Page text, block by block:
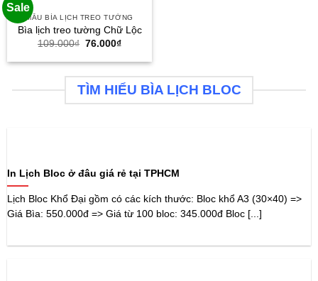
Sale
MẪU BÌA LỊCH TREO TƯỜNG
Bìa lịch treo tường Chữ Lộc
109.000₫ Giá
là:
76.000₫Giá
tại
76.000₫.
TÌM HIỂU BÌA LỊCH BLOC
In Lịch Bloc ở đâu giá rẻ tại TPHCM
Lịch Bloc Khổ Đại gồm có các kích thước: Bloc khổ A3 (30×40) =>
Giá Bìa: 550.000đ => Giá từ 100 bloc: 345.000đ Bloc [...]